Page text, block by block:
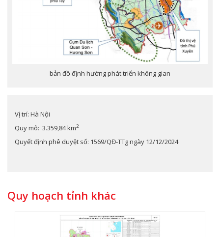
bản đồ định hướng phát triển không gian
Vị trí: Hà Nội
Quy mô: 3.359,84 km2
Quyết định phê duyệt số: 1569/QĐ-TTg ngày 12/12/2024
Quy hoạch tỉnh khác